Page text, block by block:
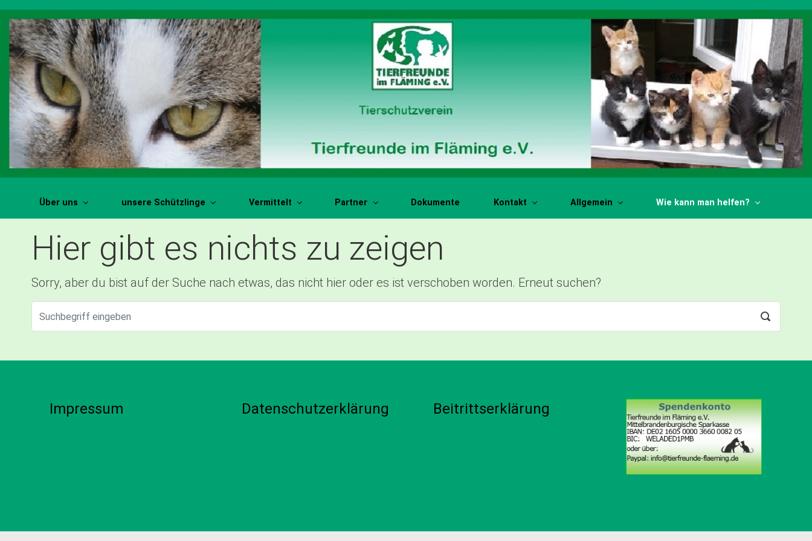
Zum Hauptinhalt springen
Über uns unsere Schützlinge Vermittelt Partner Dokumente Kontakt Allgemein Wie kann man helfen?
Hier gibt es nichts zu zeigen
Sorry, aber du bist auf der Suche nach etwas, das nicht hier oder es ist verschoben worden. Erneut suchen?
Impressum Datenschutzerklärung Beitrittserklärung